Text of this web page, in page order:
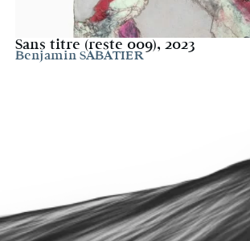
Sans titre (reste 009), 2023
Benjamin SABATIER